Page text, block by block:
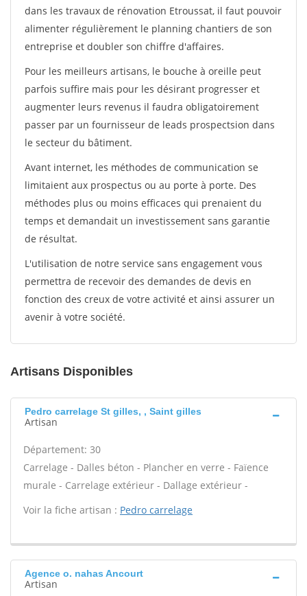
dans les travaux de rénovation Etroussat, il faut pouvoir
alimenter régulièrement le planning chantiers de son
entreprise et doubler son chiffre d'affaires.
Pour les meilleurs artisans, le bouche à oreille peut
parfois suffire mais pour les désirant progresser et
augmenter leurs revenus il faudra obligatoirement
passer par un fournisseur de leads prospectsion dans
le secteur du bâtiment.
Avant internet, les méthodes de communication se
limitaient aux prospectus ou au porte à porte. Des
méthodes plus ou moins efficaces qui prenaient du
temps et demandait un investissement sans garantie
de résultat.
L'utilisation de notre service sans engagement vous
permettra de recevoir des demandes de devis en
fonction des creux de votre activité et ainsi assurer un
avenir à votre société.
Artisans Disponibles
Pedro carrelage St gilles, , Saint gilles
Artisan
Département: 30
Carrelage - Dalles béton - Plancher en verre - Faïence
murale - Carrelage extérieur - Dallage extérieur -
Voir la fiche artisan : Pedro carrelage
Agence o. nahas Ancourt
Artisan